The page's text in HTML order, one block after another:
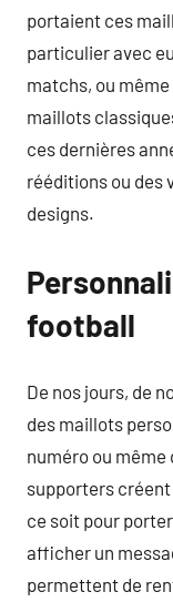
portaient ces
particulier avec
matchs, ou
maillots
ces dernières
rééditions ou des
designs.
football
De nos jours, de
des maillots
numéro ou même
supporters créent
ce soit pour
afficher un
permettent de